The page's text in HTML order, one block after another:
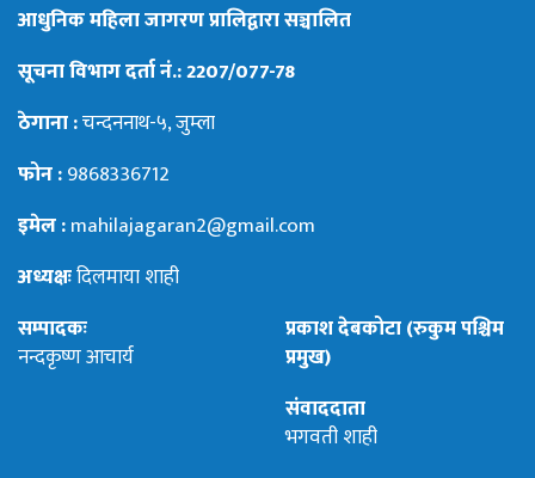
आधुनिक महिला जागरण प्रालिद्वारा सञ्चालित
सूचना विभाग दर्ता नं.: 2207/077-78
ठेगाना :चन्दननाथ-५, जुम्ला
फोन :9868336712
इमेल :mahilajagaran2@gmail.com
अध्यक्षःदिलमाया शाही
सम्पादकः
नन्दकृष्ण आचार्य
प्रकाश देबकोटा (रुकुम पश्चिम
प्रमुख)
संवाददाता
भगवती शाही